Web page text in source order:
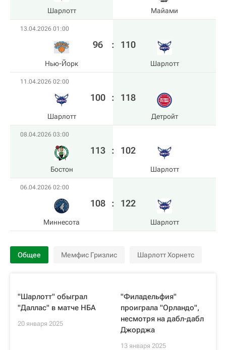
Шарлотт Майами
13.04.2026 01:00
Нью-Йорк
96 : 110
Шарлотт
11.04.2026 02:00
Шарлотт
100 : 118
Детройт
08.04.2026 03:00
Бостон
113 : 102
Шарлотт
06.04.2026 02:00
Миннесота
108 : 122
Шарлотт
Общее Мемфис Гризлис Шарлотт Хорнетс
"Шарлотт" обыграл
"Даллас" в матче НБА
20 января 2025
"Филадельфия"
проиграла "Орландо",
несмотря на дабл-дабл
Джорджа
13 января 2025